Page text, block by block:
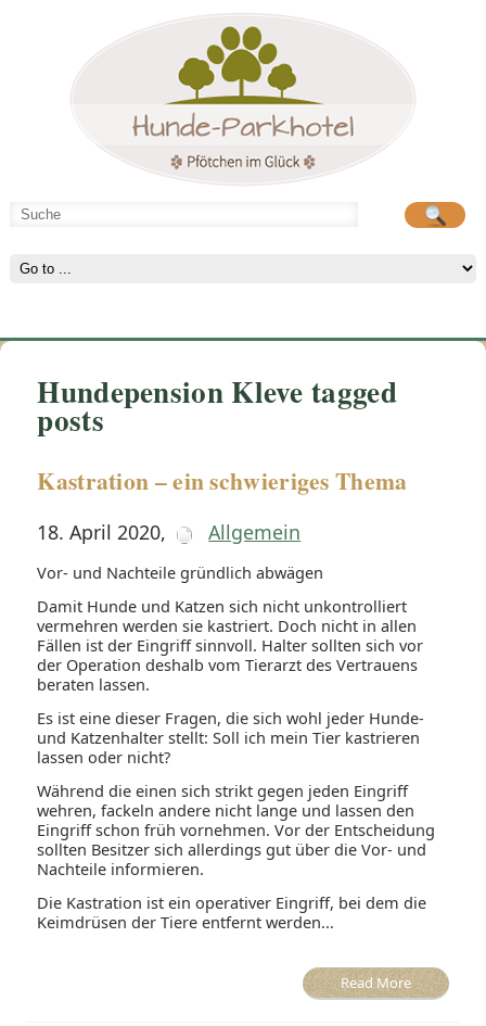
Hunde-Parkhotel
Hundepension Kleve tagged
posts
Kastration – ein schwieriges Thema
18. April 2020, Allgemein
Vor- und Nachteile gründlich abwägen
Damit Hunde und Katzen sich nicht unkontrolliert
vermehren werden sie kastriert. Doch nicht in allen
Fällen ist der Eingriff sinnvoll. Halter sollten sich vor
der Operation deshalb vom Tierarzt des Vertrauens
beraten lassen.
Es ist eine dieser Fragen, die sich wohl jeder Hunde-
und Katzenhalter stellt: Soll ich mein Tier kastrieren
lassen oder nicht?
Während die einen sich strikt gegen jeden Eingriff
wehren, fackeln andere nicht lange und lassen den
Eingriff schon früh vornehmen. Vor der Entscheidung
sollten Besitzer sich allerdings gut über die Vor- und
Nachteile informieren.
Die Kastration ist ein operativer Eingriff, bei dem die
Keimdrüsen der Tiere entfernt werden...
Read More